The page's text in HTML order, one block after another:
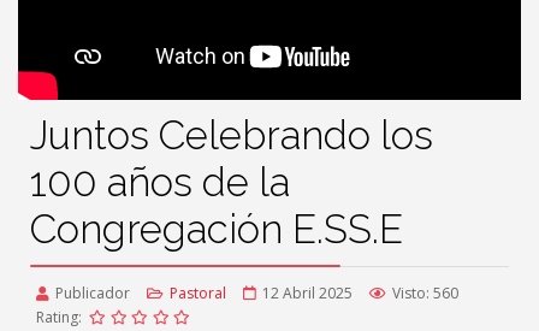
Juntos Celebrando los
100 años de la
Congregación E.SS.E
Publicador Pastoral 12 Abril 2025
Visto: 560
Rating: